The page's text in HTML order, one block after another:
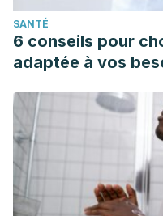
SANTÉ
6 conseils pour
adaptée à vos